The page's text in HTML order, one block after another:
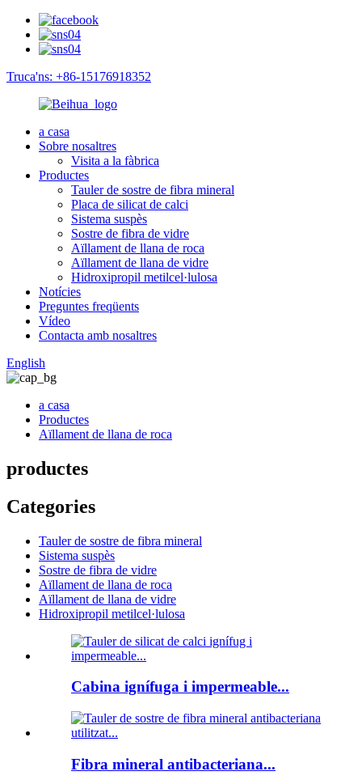
Truca'ns: +86-15176918352
a casa
Sobre nosaltres
Visita a la fàbrica
Productes
Tauler de sostre de fibra mineral
Placa de silicat de calci
Sistema suspès
Sostre de fibra de vidre
Aïllament de llana de roca
Aïllament de llana de vidre
Hidroxipropil metilcel·lulosa
Notícies
Preguntes freqüents
Vídeo
Contacta amb nosaltres
English
a casa
Productes
Aïllament de llana de roca
productes
Categories
Tauler de sostre de fibra mineral
Sistema suspès
Sostre de fibra de vidre
Aïllament de llana de roca
Aïllament de llana de vidre
Hidroxipropil metilcel·lulosa
Cabina ignífuga i impermeable...
Fibra mineral antibacteriana...